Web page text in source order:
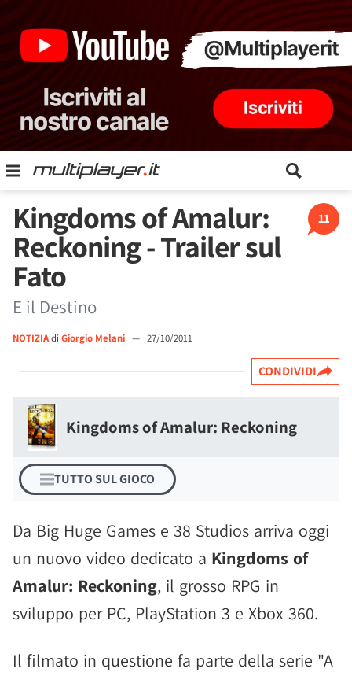
11
Kingdoms of Amalur:
Reckoning - Trailer sul
Fato
E il Destino
NOTIZIAdi Giorgio Melani — 27/10/2011
CONDIVIDI
Kingdoms of Amalur: Reckoning
TUTTO SUL GIOCO
Da Big Huge Games e 38 Studios arriva oggi
un nuovo video dedicato a Kingdoms of
Amalur: Reckoning, il grosso RPG in
sviluppo per PC, PlayStation 3 e Xbox 360.
Il filmato in questione fa parte della serie "A